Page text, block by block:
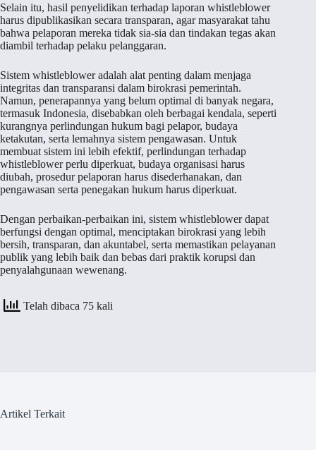
Selain itu, hasil penyelidikan terhadap laporan whistleblower
harus dipublikasikan secara transparan, agar masyarakat tahu
bahwa pelaporan mereka tidak sia-sia dan tindakan tegas akan
diambil terhadap pelaku pelanggaran.
Sistem whistleblower adalah alat penting dalam menjaga
integritas dan transparansi dalam birokrasi pemerintah.
Namun, penerapannya yang belum optimal di banyak negara,
termasuk Indonesia, disebabkan oleh berbagai kendala, seperti
kurangnya perlindungan hukum bagi pelapor, budaya
ketakutan, serta lemahnya sistem pengawasan. Untuk
membuat sistem ini lebih efektif, perlindungan terhadap
whistleblower perlu diperkuat, budaya organisasi harus
diubah, prosedur pelaporan harus disederhanakan, dan
pengawasan serta penegakan hukum harus diperkuat.
Dengan perbaikan-perbaikan ini, sistem whistleblower dapat
berfungsi dengan optimal, menciptakan birokrasi yang lebih
bersih, transparan, dan akuntabel, serta memastikan pelayanan
publik yang lebih baik dan bebas dari praktik korupsi dan
penyalahgunaan wewenang.
Telah dibaca 75 kali
Artikel Terkait